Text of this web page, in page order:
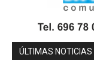
ÚLTIMAS NOTICIAS